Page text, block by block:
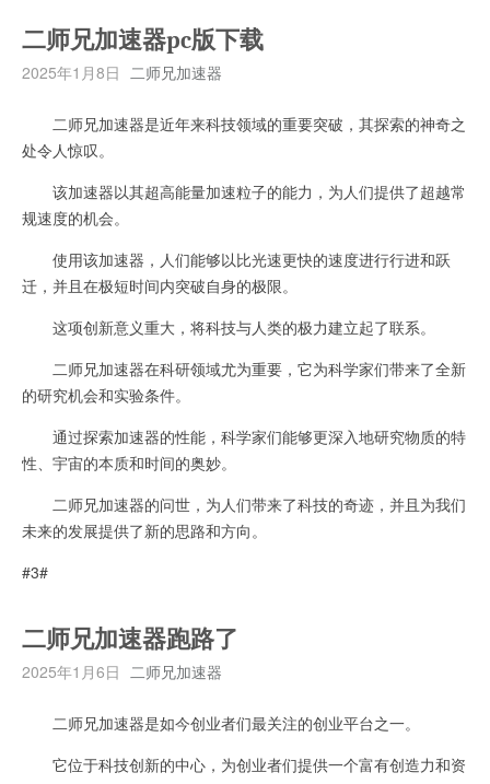
二师兄加速器pc版下载
2025年1月8日 二师兄加速器
二师兄加速器是近年来科技领域的重要突破，其探索的神奇之
处令人惊叹。
该加速器以其超高能量加速粒子的能力，为人们提供了超越常
规速度的机会。
使用该加速器，人们能够以比光速更快的速度进行行进和跃
迁，并且在极短时间内突破自身的极限。
这项创新意义重大，将科技与人类的极力建立起了联系。
二师兄加速器在科研领域尤为重要，它为科学家们带来了全新
的研究机会和实验条件。
通过探索加速器的性能，科学家们能够更深入地研究物质的特
性、宇宙的本质和时间的奥妙。
二师兄加速器的问世，为人们带来了科技的奇迹，并且为我们
未来的发展提供了新的思路和方向。
#3#
二师兄加速器跑路了
2025年1月6日 二师兄加速器
二师兄加速器是如今创业者们最关注的创业平台之一。
它位于科技创新的中心，为创业者们提供一个富有创造力和资